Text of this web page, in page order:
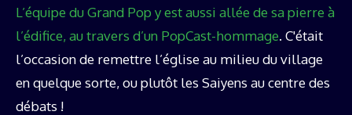
L’équipe du Grand Pop y est aussi allée de sa pierre à
l’édifice, au travers d’un PopCast-hommage. C'était
l’occasion de remettre l’église au milieu du village
en quelque sorte, ou plutôt les Saiyens au centre des
débats !